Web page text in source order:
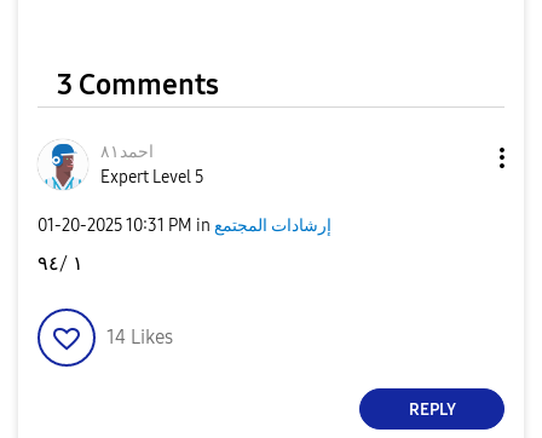
3 Comments
احمد٨١
Expert Level 5
‎01-20-202510:31 PM in إرشادات المجتمع
١ /٩٤
14 Likes
REPLY